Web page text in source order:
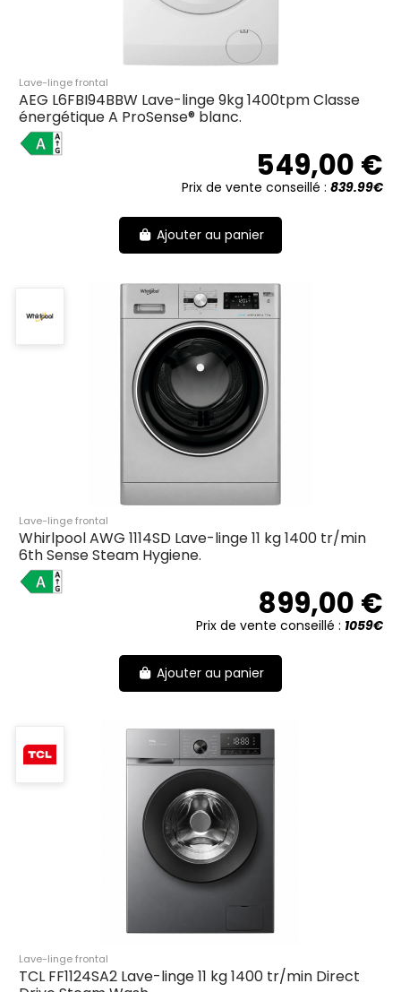
Lave-linge frontal
AEG L6FBI94BBW Lave-linge 9kg 1400tpm Classe
énergétique A ProSense® blanc.
A
549,00 €
Prix de vente conseillé : 839.99€
Ajouter au panier
Lave-linge frontal
Whirlpool AWG 1114SD Lave-linge 11 kg 1400 tr/min
6th Sense Steam Hygiene.
A
899,00 €
Prix de vente conseillé : 1059€
Ajouter au panier
Lave-linge frontal
TCL FF1124SA2 Lave-linge 11 kg 1400 tr/min Direct